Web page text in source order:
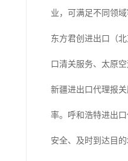
业，可满足不同领
东方君创进出口（
口清关服务、太原
新疆进出口代理报
率。呼和浩特进出
安全、及时到达目的